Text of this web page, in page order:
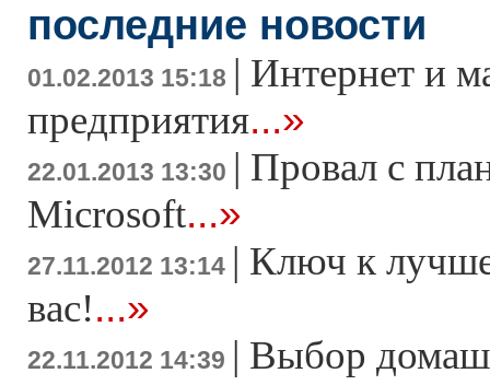
последние новости
01.02.2013 15:18 | Интернет и
предприятия...»
22.01.2013 13:30 | Провал с
Microsoft...»
27.11.2012 13:14 | Ключ к
вас!...»
22.11.2012 14:39 | Выбор